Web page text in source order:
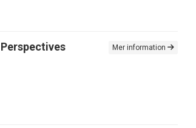
Mer information